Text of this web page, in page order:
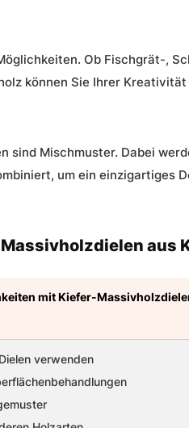
Ob Fischgrät-,
können Sie Ihrer
sind Mischmuster. Dabei
um ein einzigartiges
aus
mit Kiefer-
verwenden